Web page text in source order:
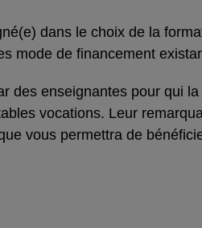
dans le choix de la
mode de financement
des enseignantes pour qui
vocations. Leur
vous permettra de